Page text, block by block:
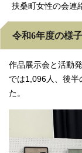
扶桑町女性の会連
令和6年度の様子
作品展示会と活動
では1,096人、後半
た。